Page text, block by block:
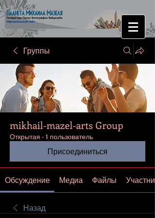
Группы
mikhail-mazel-arts Group
Открытая · 1 пользователь
Присоединиться
Обсуждение Медиа Файлы
Назад